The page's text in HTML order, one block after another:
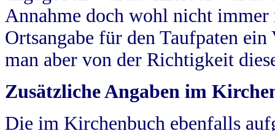
Annahme doch wohl nicht
Ortsangabe für den Taufpaten
man aber von der Richtigkeit
Zusätzliche Angaben im
Die im Kirchenbuch ebenfalls